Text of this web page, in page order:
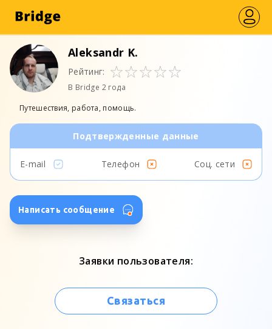
Aleksandr K.
Рейтинг:
В Bridge 2 года
Путешествия, работа, помощь.
Подтвержденные данные
E-mail Телефон Соц. сети
Написать сообщение
Заявки пользователя:
Связаться